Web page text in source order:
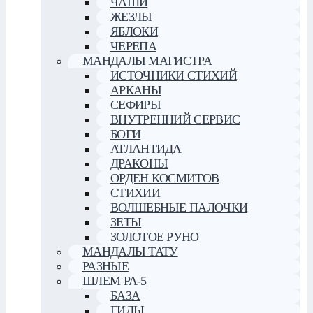
ЖЕЗЛЫ
ЯБЛОКИ
ЧЕРЕПА
МАНДАЛЫ МАГИСТРА
ИСТОЧНИКИ СТИХИЙ
АРКАНЫ
СЕФИРЫ
ВНУТРЕННИЙ СЕРВИС
БОГИ
АТЛАНТИДА
ДРАКОНЫ
ОРДЕН КОСМИТОВ
СТИХИИ
ВОЛШЕБНЫЕ ПАЛОЧКИ
ЗЕТЫ
ЗОЛОТОЕ РУНО
МАНДАЛЫ ТАТУ
РАЗНЫЕ
ШЛЕМ РА-5
БАЗА
ГИДЫ